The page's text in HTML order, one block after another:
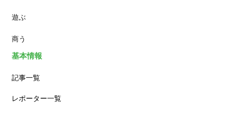
カフェ
遊ぶ
商う
基本情報
記事一覧
レポーター一覧